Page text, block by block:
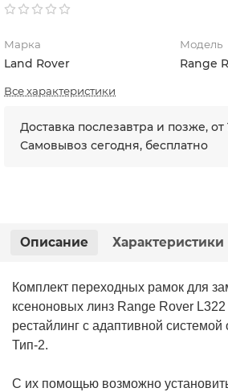
Марка
Land Rover
Модель
Range
Все характеристики
Доставка послезавтра и позже, от
Самовывоз сегодня, бесплатно
Описание Характеристики
Комплект переходных рамок для
ксеноновых линз Range Rover
рестайлинг с адаптивной
Тип-2.
С их помощью возможно